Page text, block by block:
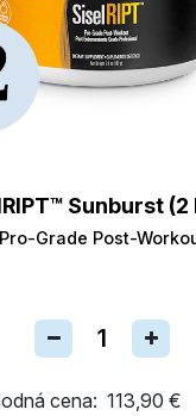
Sunburst (2
Pro-Grade Post-
cena: 113,90 €